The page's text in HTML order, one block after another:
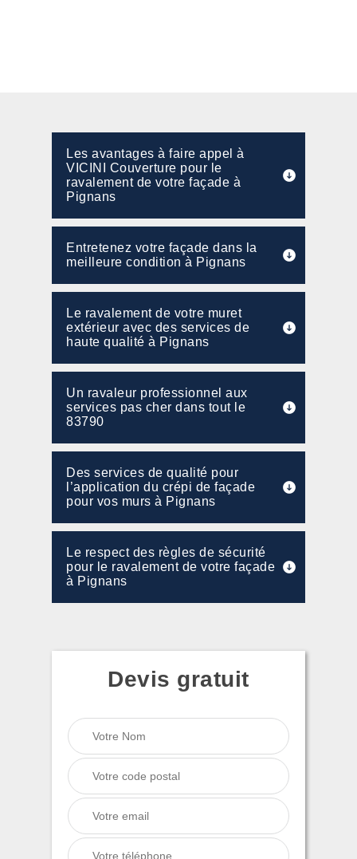
Les avantages à faire appel à
VICINI Couverture pour le
ravalement de votre façade à
Pignans
Entretenez votre façade dans la
meilleure condition à Pignans
Le ravalement de votre muret
extérieur avec des services de
haute qualité à Pignans
Un ravaleur professionnel aux
services pas cher dans tout le
83790
Des services de qualité pour
l’application du crépi de façade
pour vos murs à Pignans
Le respect des règles de sécurité
pour le ravalement de votre façade
à Pignans
Devis gratuit